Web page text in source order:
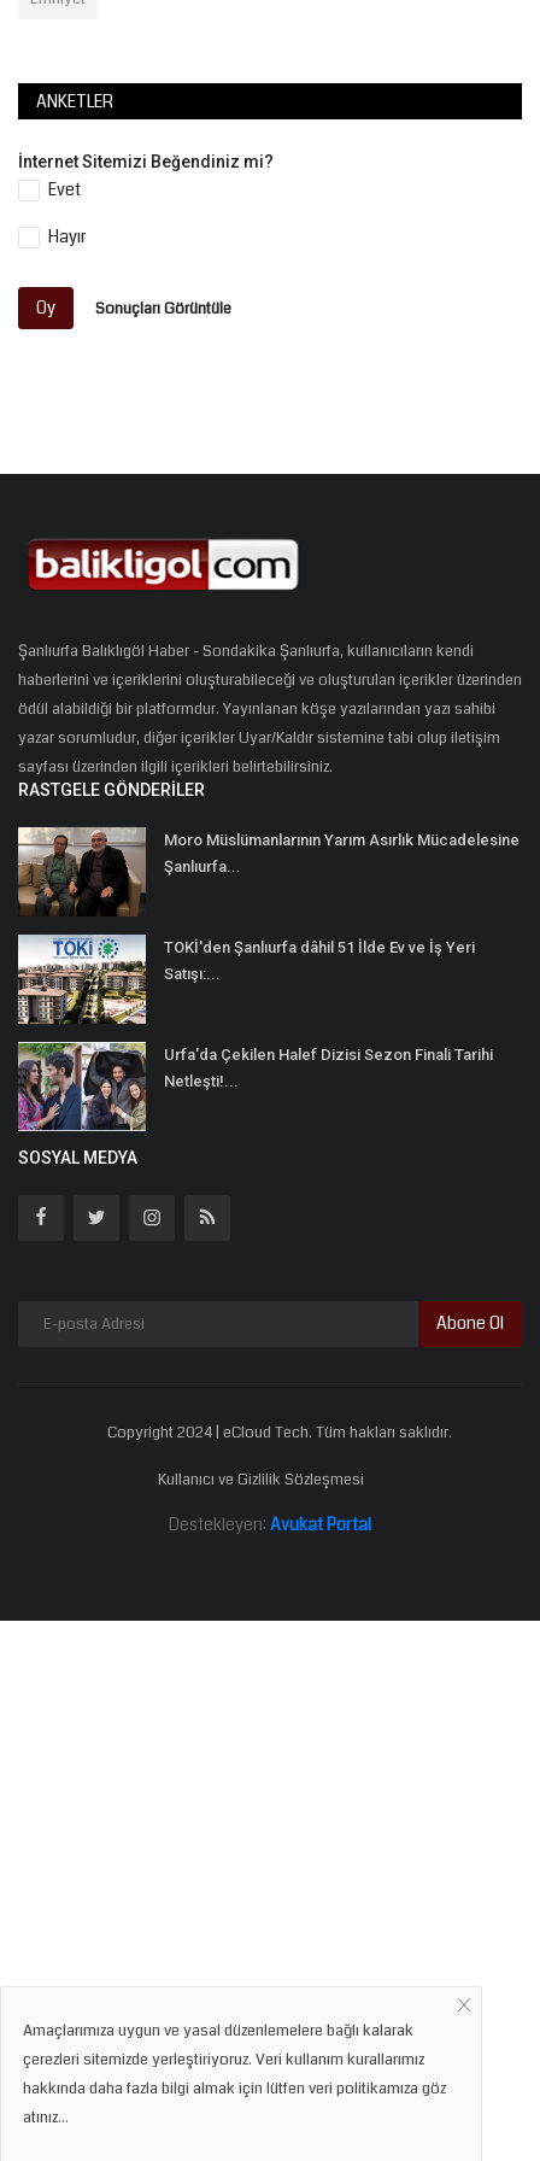
ANKETLER
İnternet Sitemizi Beğendiniz mi?
Evet
Hayır
Oy Sonuçları Görüntüle
Şanlıurfa Balıklıgöl Haber - Sondakika Şanlıurfa, kullanıcıların kendi
haberlerini ve içeriklerini oluşturabileceği ve oluşturulan içerikler üzerinden
ödül alabildiği bir platformdur. Yayınlanan köşe yazılarından yazı sahibi
yazar sorumludur, diğer içerikler Uyar/Kaldır sistemine tabi olup iletişim
sayfası üzerinden ilgili içerikleri belirtebilirsiniz.
RASTGELE GÖNDERILER
Moro Müslümanlarının Yarım Asırlık Mücadelesine
Şanlıurfa...
TOKİ'den Şanlıurfa dâhil 51 İlde Ev ve İş Yeri
Satışı:...
Urfa'da Çekilen Halef Dizisi Sezon Finali Tarihi
Netleşti!...
SOSYAL MEDYA
Abone Ol
Copyright 2024 | eCloud Tech. Tüm hakları saklıdır.
Kullanıcı ve Gizlilik Sözleşmesi
Destekleyen: Avukat Portal
Amaçlarımıza uygun ve yasal düzenlemelere bağlı kalarak
çerezleri sitemizde yerleştiriyoruz. Veri kullanım kurallarımız
hakkında daha fazla bilgi almak için lütfen veri politikamıza göz
atınız...